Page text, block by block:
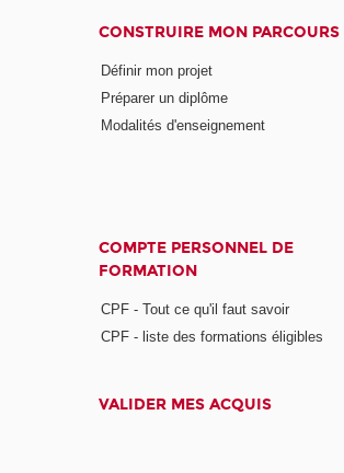
CONSTRUIRE MON PARCOURS
Définir mon projet
Préparer un diplôme
Modalités d'enseignement
COMPTE PERSONNEL DE
FORMATION
CPF - Tout ce qu'il faut savoir
CPF - liste des formations éligibles
VALIDER MES ACQUIS